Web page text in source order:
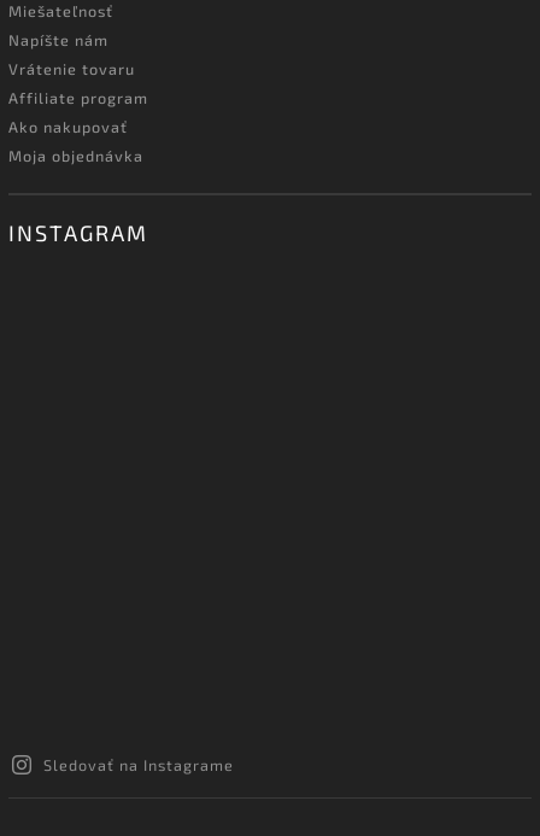
Miešateľnosť
Napíšte nám
Vrátenie tovaru
Affiliate program
Ako nakupovať
Moja objednávka
INSTAGRAM
Sledovať na Instagrame